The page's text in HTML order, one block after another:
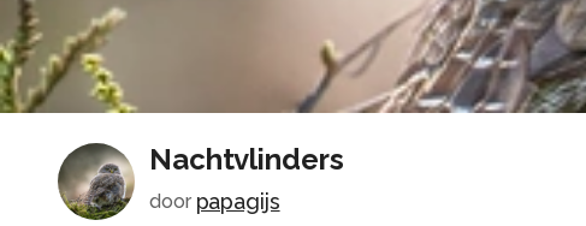
Nachtvlinders
door papagijs